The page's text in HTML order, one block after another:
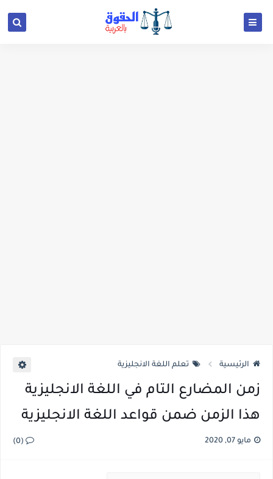
الرئيسية تعلم اللغة الانجليزية
زمن المضارع التام في اللغة الانجليزية
هذا الزمن ضمن قواعد اللغة الانجليزية
مايو 07, 2020 (0)